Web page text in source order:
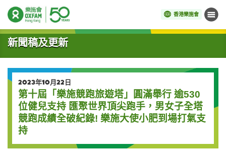
香港樂施會 目錄
開始主要內容
新聞稿及更新
2023年10月22日
第十屆「樂施競跑旅遊塔」圓滿舉行 逾530
位健兒支持 匯聚世界頂尖跑手，男女子全塔
競跑成績全破紀錄! 樂施大使小肥到場打氣支
持